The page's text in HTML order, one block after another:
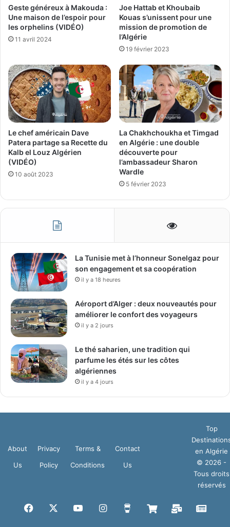
Geste généreux à Makouda :
Une maison de l’espoir pour
les orphelins (VIDÉO)
11 avril 2024
Joe Hattab et Khoubaib
Kouas s’unissent pour une
mission de promotion de
l’Algérie
19 février 2023
Le chef américain Dave
Patera partage sa Recette du
Kalb el Louz Algérien
(VIDÉO)
10 août 2023
La Chakhchoukha et Timgad
en Algérie : une double
découverte pour
l’ambassadeur Sharon
Wardle
5 février 2023
La Tunisie met à l’honneur Sonelgaz pour
son engagement et sa coopération
il y a 18 heures
Aéroport d’Alger : deux nouveautés pour
améliorer le confort des voyageurs
il y a 2 jours
Le thé saharien, une tradition qui
parfume les étés sur les côtes
algériennes
il y a 4 jours
About
Us
Privacy
Policy
Terms &
Conditions
Contact
Us
Top
en Algérie
© 2026 -
Tous droits
réservés
Facebook YouTubeInstagram
Buy BoutiqueMail